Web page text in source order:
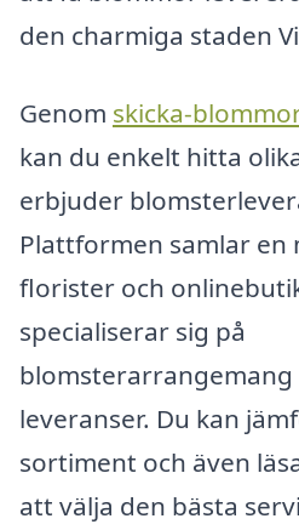
den charmiga staden
Genom skicka-
kan du enkelt hitta
erbjuder
Plattformen samlar en
florister och
specialiserar sig på
blomsterarrangemang
leveranser. Du kan
sortiment och även
att välja den bästa